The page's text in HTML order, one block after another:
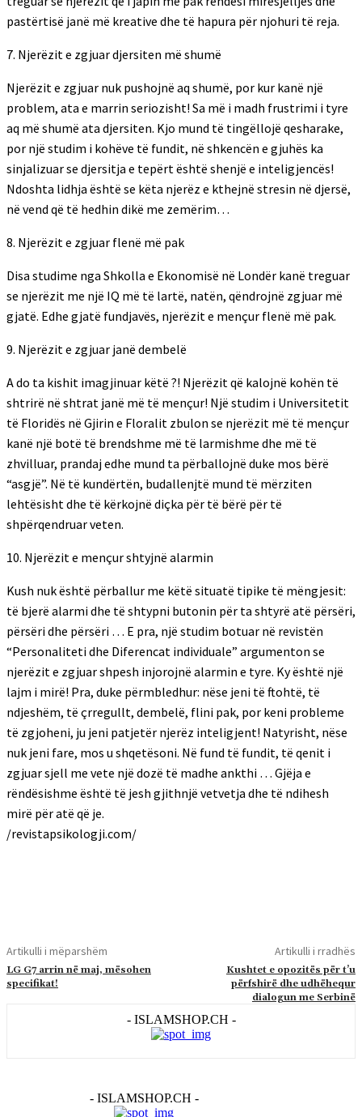
pastërtisë janë më kreative dhe të hapura për njohuri të reja.
7. Njerëzit e zgjuar djersiten më shumë
Njerëzit e zgjuar nuk pushojnë aq shumë, por kur kanë një
problem, ata e marrin seriozisht! Sa më i madh frustrimi i tyre
aq më shumë ata djersiten. Kjo mund të tingëllojë qesharake,
por një studim i kohëve të fundit, në shkencën e gjuhës ka
sinjalizuar se djersitja e tepërt është shenjë e inteligjencës!
Ndoshta lidhja është se këta njerëz e kthejnë stresin në djersë,
në vend që të hedhin dikë me zemërim…
8. Njerëzit e zgjuar flenë më pak
Disa studime nga Shkolla e Ekonomisë në Londër kanë treguar
se njerëzit me një IQ më të lartë, natën, qëndrojnë zgjuar më
gjatë. Edhe gjatë fundjavës, njerëzit e mençur flenë më pak.
9. Njerëzit e zgjuar janë dembelë
A do ta kishit imagjinuar këtë ?! Njerëzit që kalojnë kohën të
shtrirë në shtrat janë më të mençur! Një studim i Universitetit
të Floridës në Gjirin e Floralit zbulon se njerëzit më të mençur
kanë një botë të brendshme më të larmishme dhe më të
zhvilluar, prandaj edhe mund ta përballojnë duke mos bërë
“asgjë”. Në të kundërtën, budallenjtë mund të mërziten
lehtësisht dhe të kërkojnë diçka për të bërë për të
shpërqendruar veten.
10. Njerëzit e mençur shtyjnë alarmin
Kush nuk është përballur me këtë situatë tipike të mëngjesit:
të bjerë alarmi dhe të shtypni butonin për ta shtyrë atë përsëri,
përsëri dhe përsëri … E pra, një studim botuar në revistën
“Personaliteti dhe Diferencat individuale” argumenton se
njerëzit e zgjuar shpesh injorojnë alarmin e tyre. Ky është një
lajm i mirë! Pra, duke përmbledhur: nëse jeni të ftohtë, të
ndjeshëm, të çrregullt, dembelë, flini pak, por keni probleme
të zgjoheni, ju jeni patjetër njerëz inteligjent! Natyrisht, nëse
nuk jeni fare, mos u shqetësoni. Në fund të fundit, të qenit i
zgjuar sjell me vete një dozë të madhe ankthi … Gjëja e
rëndësishme është të jesh gjithnjë vetvetja dhe të ndihesh
mirë për atë që je.
/revistapsikologji.com/
Artikulli i mëparshëm
LG G7 arrin në maj, mësohen
specifikat!
Artikulli i rradhës
Kushtet e opozitës për t’u
përfshirë dhe udhëhequr
dialogun me Serbinë
- ISLAMSHOP.CH -
- ISLAMSHOP.CH -